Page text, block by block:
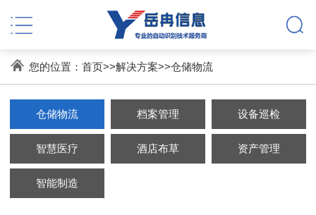
您的位置： 首页>>解决方案>>仓储物流
仓储物流 档案管理 设备巡检
智慧医疗 酒店布草 资产管理
智能制造